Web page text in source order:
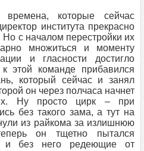
которые сейчас
института прекрасно
с началом перестройки их
множиться и моменту
и гласности достигло
этой команде прибавился
который сейчас и занял
он через полчаса начнет
Ну просто цирк – при
без такого зама, а тут на
из райкома за излишнюю
он тщетно пытался
и без него редеющие от